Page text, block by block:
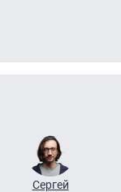
Сергей